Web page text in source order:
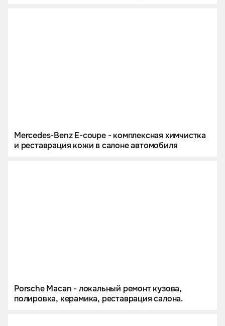
Mercedes-Benz E-coupe - комплексная химчистка
и реставрация кожи в салоне автомобиля
Porsche Macan - локальный ремонт кузова,
полировка, керамика, реставрация салона.